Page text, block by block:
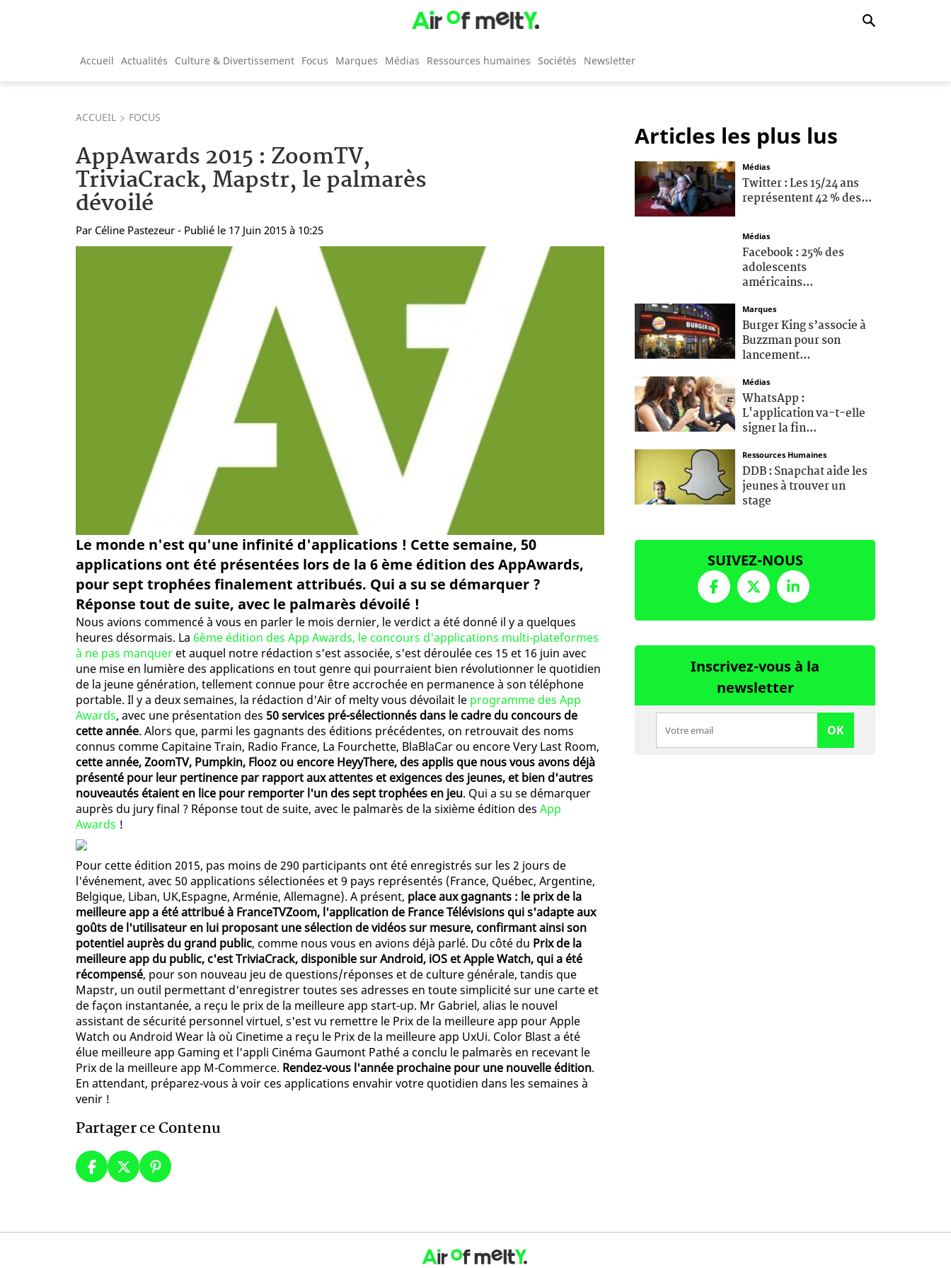
Accueil Actualités Culture & Divertissement Focus Marques Médias Ressources humaines Sociétés Newsletter
ACCUEIL FOCUS
AppAwards 2015 : ZoomTV,
TriviaCrack, Mapstr, le palmarès
dévoilé
Par Céline Pastezeur - Publié le 17 Juin 2015 à 10:25
Le monde n'est qu'une infinité d'applications ! Cette semaine, 50
applications ont été présentées lors de la 6 ème édition des AppAwards,
pour sept trophées finalement attribués. Qui a su se démarquer ?
Réponse tout de suite, avec le palmarès dévoilé !
Nous avions commencé à vous en parler le mois dernier, le verdict a été donné il y a quelques
heures désormais. La 6ème édition des App Awards, le concours d'applications multi-plateformes
à ne pas manquer et auquel notre rédaction s'est associée, s'est déroulée ces 15 et 16 juin avec
une mise en lumière des applications en tout genre qui pourraient bien révolutionner le quotidien
de la jeune génération, tellement connue pour être accrochée en permanence à son téléphone
portable. Il y a deux semaines, la rédaction d'Air of melty vous dévoilait le programme des App
Awards, avec une présentation des 50 services pré-sélectionnés dans le cadre du concours de
cette année. Alors que, parmi les gagnants des éditions précédentes, on retrouvait des noms
connus comme Capitaine Train, Radio France, La Fourchette, BlaBlaCar ou encore Very Last Room,
cette année, ZoomTV, Pumpkin, Flooz ou encore HeyyThere, des applis que nous vous avons déjà
présenté pour leur pertinence par rapport aux attentes et exigences des jeunes, et bien d'autres
nouveautés étaient en lice pour remporter l'un des sept trophées en jeu. Qui a su se démarquer
auprès du jury final ? Réponse tout de suite, avec le palmarès de la sixième édition des App
Awards !
Pour cette édition 2015, pas moins de 290 participants ont été enregistrés sur les 2 jours de
l'événement, avec 50 applications sélectionées et 9 pays représentés (France, Québec, Argentine,
Belgique, Liban, UK,Espagne, Arménie, Allemagne). A présent, place aux gagnants : le prix de la
meilleure app a été attribué à FranceTVZoom, l'application de France Télévisions qui s'adapte aux
goûts de l'utilisateur en lui proposant une sélection de vidéos sur mesure, confirmant ainsi son
potentiel auprès du grand public, comme nous vous en avions déjà parlé. Du côté du Prix de la
meilleure app du public, c'est TriviaCrack, disponible sur Android, iOS et Apple Watch, qui a été
récompensé, pour son nouveau jeu de questions/réponses et de culture générale, tandis que
Mapstr, un outil permettant d'enregistrer toutes ses adresses en toute simplicité sur une carte et
de façon instantanée, a reçu le prix de la meilleure app start-up. Mr Gabriel, alias le nouvel
assistant de sécurité personnel virtuel, s'est vu remettre le Prix de la meilleure app pour Apple
Watch ou Android Wear là où Cinetime a reçu le Prix de la meilleure app UxUi. Color Blast a été
élue meilleure app Gaming et l'appli Cinéma Gaumont Pathé a conclu le palmarès en recevant le
Prix de la meilleure app M-Commerce. Rendez-vous l'année prochaine pour une nouvelle édition.
En attendant, préparez-vous à voir ces applications envahir votre quotidien dans les semaines à
venir !
Partager ce Contenu
Articles les plus lus
Médias
Twitter : Les 15/24 ans
représentent 42 % des...
Médias
Facebook : 25% des
adolescents
américains...
Marques
Burger King s’associe à
Buzzman pour son
lancement...
Médias
WhatsApp :
L'application va-t-elle
signer la fin...
Ressources Humaines
DDB : Snapchat aide les
jeunes à trouver un
stage
SUIVEZ-NOUS
Inscrivez-vous à la
newsletter
OK